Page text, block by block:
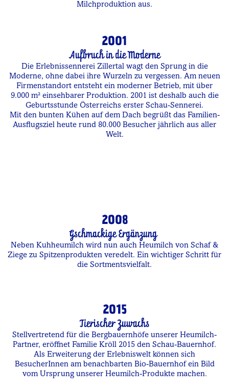
Milchproduktion aus.
2001
Aufbruch in die Moderne
Die Erlebnissennerei Zillertal wagt den Sprung in die
Moderne, ohne dabei ihre Wurzeln zu vergessen. Am neuen
Firmenstandort entsteht ein moderner Betrieb, mit über
9.000 m² einsehbarer Produktion. 2001 ist deshalb auch die
Geburtsstunde Österreichs erster Schau-Sennerei.
Mit den bunten Kühen auf dem Dach begrüßt das Familien-
Ausflugsziel heute rund 80.000 Besucher jährlich aus aller
Welt.
2008
Gschmackige Ergänzung
Neben Kuhheumilch wird nun auch Heumilch von Schaf &
Ziege zu Spitzenprodukten veredelt. Ein wichtiger Schritt für
die Sortmentsvielfalt.
2015
Tierischer Zuwachs
Stellvertretend für die Bergbauernhöfe unserer Heumilch-
Partner, eröffnet Familie Kröll 2015 den Schau-Bauernhof.
Als Erweiterung der Erlebniswelt können sich
BesucherInnen am benachbarten Bio-Bauernhof ein Bild
vom Ursprung unserer Heumilch-Produkte machen.